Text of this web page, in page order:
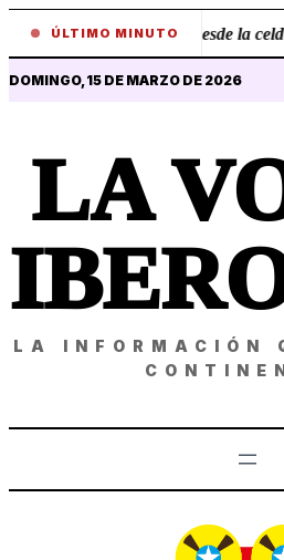
ÚLTIMO MINUTO
• Revelaciones desde la celda:
DOMINGO, 15 DE MARZO DE 2026
LA
LA INFORMACIÓN